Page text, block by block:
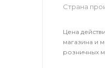
Страна
Цена
магазина и
розничных